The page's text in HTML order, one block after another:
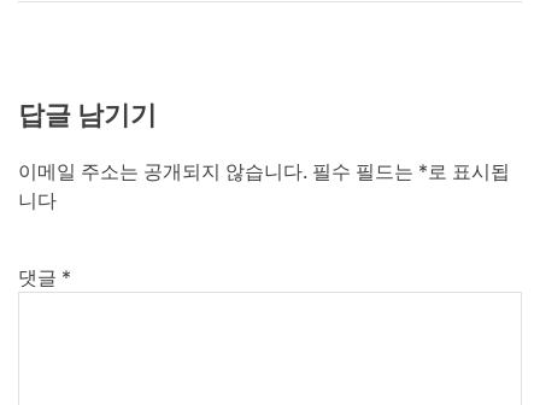
답글 남기기
이메일 주소는 공개되지 않습니다. 필수 필드는 * 로 표시됩
니다
댓글 *